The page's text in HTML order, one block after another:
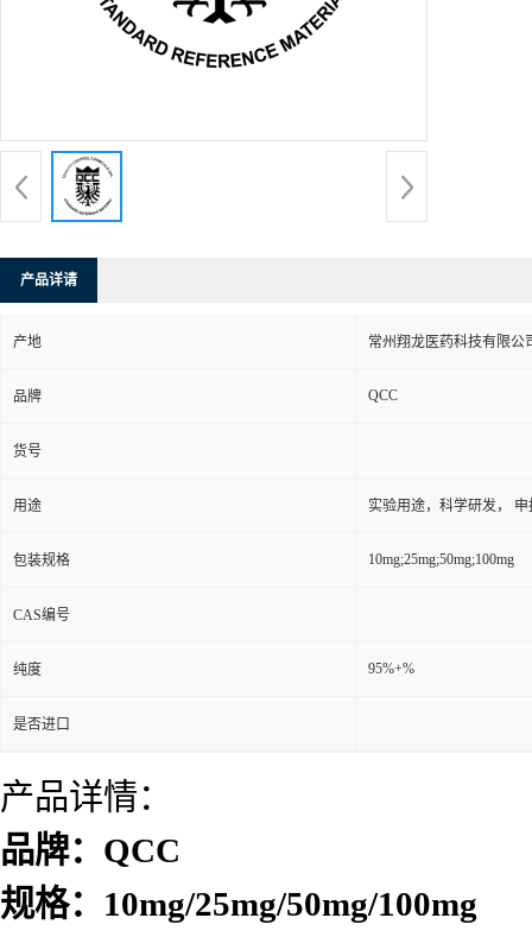
产品详请
产地 常州翔龙医药科技有限公
品牌 QCC
货号
用途 实验用途，科学研发， 申
包装规格 10mg;25mg;50mg;100mg
CAS编号
纯度 95%+%
是否进口
产品详情：
品牌：QCC
规格：10mg/25mg/50mg/100mg